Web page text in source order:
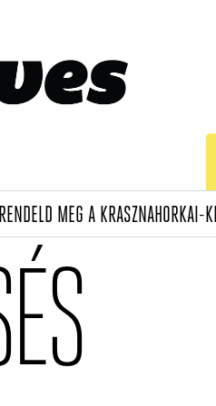
RENDELD MEG A KRASZNAHORKAI-